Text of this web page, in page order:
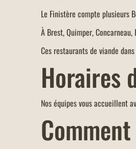
Le Finistère compte plusieurs
À Brest, Quimper,
Ces restaurants de viande
Horaires
Nos équipes vous accueillent